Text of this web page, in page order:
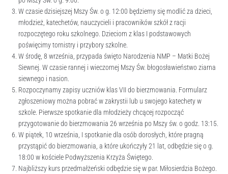
W czasie dzisiejszej Mszy Św. o g. 12:00 będziemy się modlić za dzieci,
młodzież, katechetów, nauczycieli i pracowników szkół z racji
rozpoczętego roku szkolnego. Dzieciom z klas I podstawowych
poświęcimy tornistry i przybory szkolne.
W środę, 8 września, przypada święto Narodzenia NMP – Matki Bożej
Siewnej. W czasie rannej i wieczornej Mszy Św. błogosławieństwo ziarna
siewnego i nasion.
Rozpoczynamy zapisy uczniów klas VII do bierzmowania. Formularz
zgłoszeniowy można pobrać w zakrystii lub u swojego katechety w
szkole. Pierwsze spotkanie dla młodzieży chcącej rozpocząć
przygotowanie do bierzmowania 26 września po Mszy św. o godz. 13:15.
W piątek, 10 września, I spotkanie dla osób dorosłych, które pragną
przystąpić do bierzmowania, a które ukończyły 21 lat, odbędzie się o g.
18:00 w kościele Podwyższenia Krzyża Świętego.
Najbliższy kurs przedmałżeński odbędzie się w par. Miłosierdzia Bożego.